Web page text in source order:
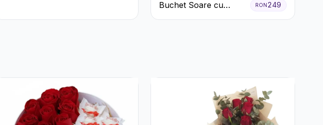
Buchet Soare cu
Crizanteme Galbene și
RON249